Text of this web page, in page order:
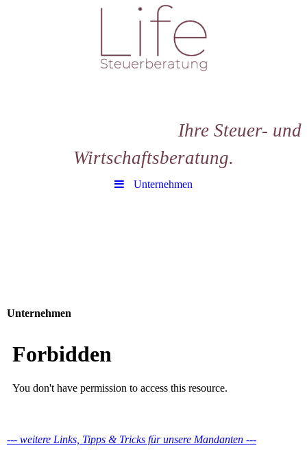
Ihre Steuer- und
Wirtschaftsberatung.
Unternehmen
Unternehmen
--- weitere Links, Tipps & Tricks für unsere Mandanten ---